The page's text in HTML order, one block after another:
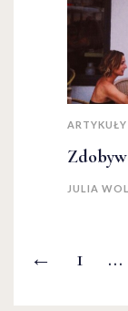
ARTYKUŁY
JULIA
← 1 …